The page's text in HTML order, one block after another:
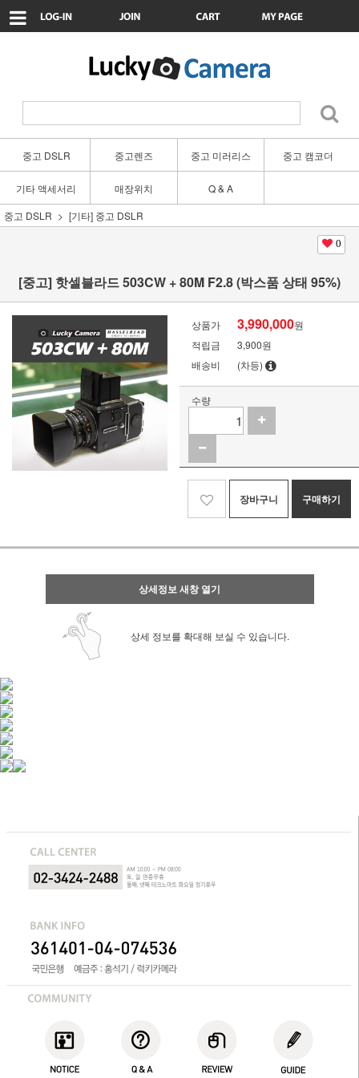
중고 DSLR 중고렌즈 중고 미러리스 중고 캠코더
기타 액세서리 매장위치
Q & A
중고 DSLR
[기타] 중고 DSLR
0
[중고] 핫셀블라드 503CW + 80M F2.8 (박스품 상태 95%)
상품가 3,990,000원
적립금
3,900원
배송비
(차등)
수량
장바구니 구매하기
상세정보 새창 열기
상세 정보를 확대해 보실 수 있습니다.